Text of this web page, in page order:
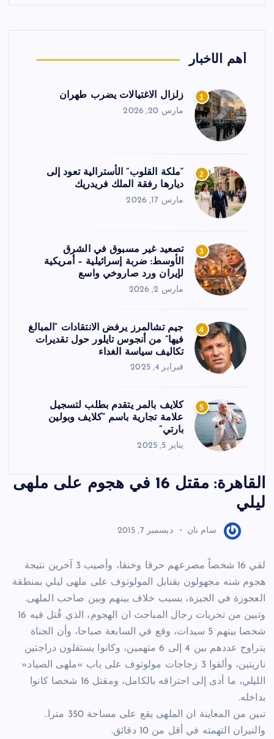
أهم الأخبار
1 زلزال الاغتيالات يضرب طهران
مارس 20, 2026
2
“ملكة القلوب” الأسترالية تعود إلى
ديارها رفقة الملك فريدريك
مارس 17, 2026
3
تصعيد غير مسبوق في الشرق
الأوسط: ضربة إسرائيلية – أمريكية
لإيران ورد صاروخي واسع
مارس 2, 2026
4
جيم تشالمرز يرفض الانتقادات “المبالغ
فيها” من أنجوس تايلور حول تقديرات
تكاليف سياسة الغداء
فبراير 4, 2025
5
كلايف بالمر يتقدم بطلب لتسجيل
علامة تجارية باسم “كلايف وبولين
بارتي”
يناير 5, 2025
القاهرة: مقتل 16 في هجوم على ملهى
ليلي
سام نان ديسمبر 7, 2015
لقي 16 شخصاً مصرعهم حرقا وخنقا، وأصيب 3 آخرين نتيجة
هجوم شنه مجهولون بقنابل المولوتوف على ملهى ليلي بمنطقة
العجوزة في الجيزة، بسبب خلاف بينهم وبين صاحب الملهى.
وتبين من تحريات رجال المباحث ان الهجوم، الذي قُتل فيه 16
شخصا بينهم 5 سيدات، وقع في السابعة صباحا، وأن الجناة
يتراوح عددهم بين 4 إلى 6 متهمين، وكانوا يستقلون دراجتين
ناريتين، وألقوا 3 زجاجات مولوتوف على باب »ملهى الصياد«
الليلي، ما أدى إلى احتراقه بالكامل، ومقتل 16 شخصا كانوا
بداخله.
تبين من المعاينة ان الملهى يقع على مساحة 350 مترا..
والنيران التهمته في أقل من 10 دقائق.